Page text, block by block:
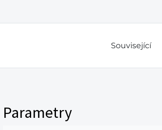
Související
Parametry